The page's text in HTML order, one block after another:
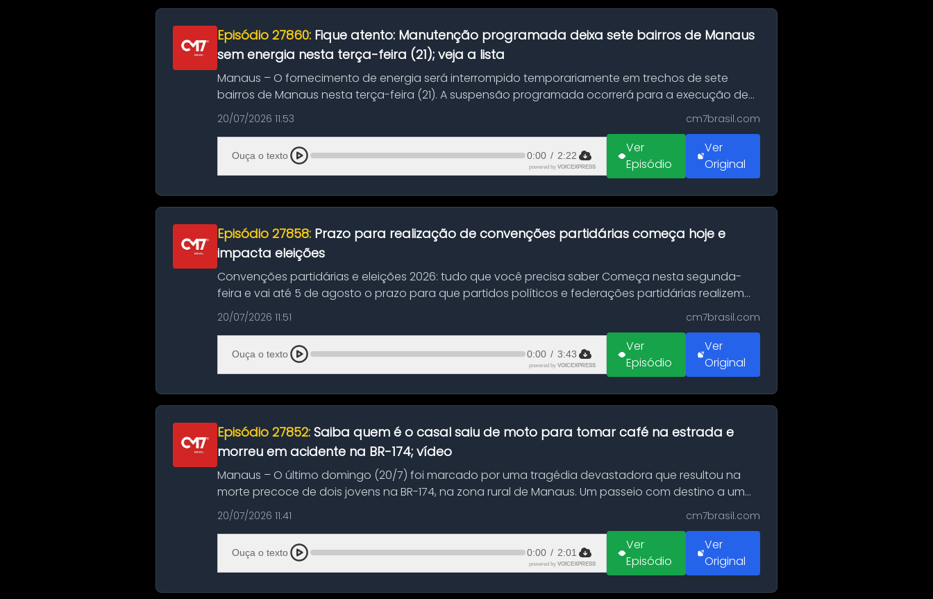
Episódio 27860: Fique atento: Manutenção programada deixa sete bairros de Manaus
sem energia nesta terça-feira (21); veja a lista
Manaus – O fornecimento de energia será interrompido temporariamente em trechos de sete
bairros de Manaus nesta terça-feira (21). A suspensão programada ocorrerá para a execução de
serviços de manuten...
20/07/2026 11:53 cm7brasil.com
Ouça o texto 0:00 / 2:22
powered by VOICEXPRESS
Ver
Episódio
Ver
Original
Episódio 27858: Prazo para realização de convenções partidárias começa hoje e
impacta eleições
Convenções partidárias e eleições 2026: tudo que você precisa saber Começa nesta segunda-
feira e vai até 5 de agosto o prazo para que partidos políticos e federações partidárias realizem
suas convençõ...
20/07/2026 11:51 cm7brasil.com
Ouça o texto 0:00 / 3:43
powered by VOICEXPRESS
Ver
Episódio
Ver
Original
Episódio 27852: Saiba quem é o casal saiu de moto para tomar café na estrada e
morreu em acidente na BR-174; vídeo
Manaus – O último domingo (20/7) foi marcado por uma tragédia devastadora que resultou na
morte precoce de dois jovens na BR-174, na zona rural de Manaus. Um passeio com destino a um
típico café regio...
20/07/2026 11:41 cm7brasil.com
Ouça o texto 0:00 / 2:01
powered by VOICEXPRESS
Ver
Episódio
Ver
Original